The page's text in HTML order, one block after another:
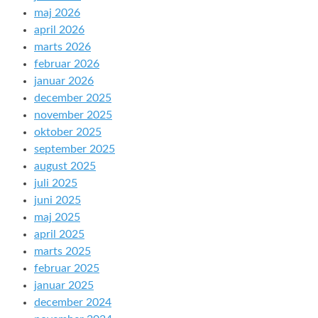
maj 2026
april 2026
marts 2026
februar 2026
januar 2026
december 2025
november 2025
oktober 2025
september 2025
august 2025
juli 2025
juni 2025
maj 2025
april 2025
marts 2025
februar 2025
januar 2025
december 2024